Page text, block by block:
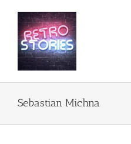
zawartości
Sebastian Michna